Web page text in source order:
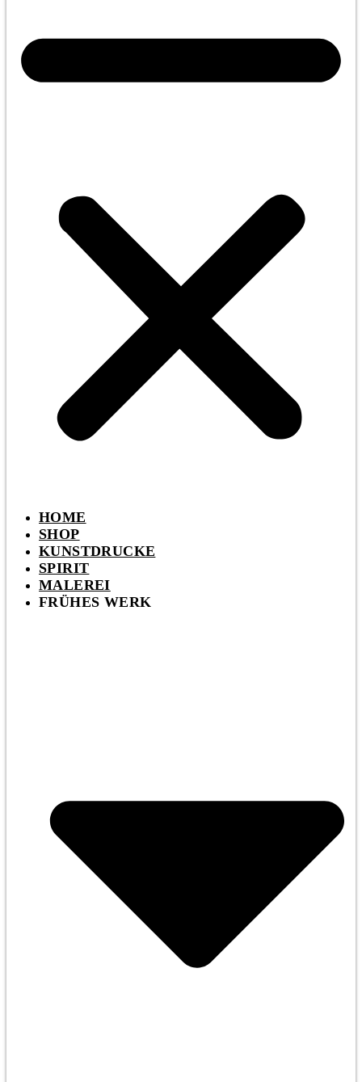
HOME
SHOP
KUNSTDRUCKE
SPIRIT
MALEREI
FRÜHES WERK